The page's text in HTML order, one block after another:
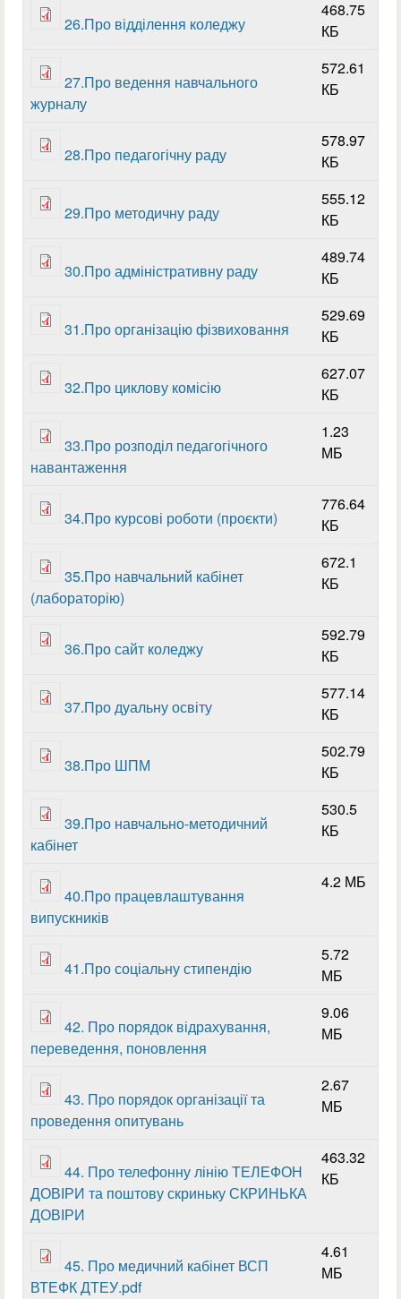
26.Про відділення коледжу
468.75
КБ
27.Про ведення навчального
журналу
572.61
КБ
28.Про педагогічну раду
578.97
КБ
29.Про методичну раду
555.12
КБ
30.Про адміністративну раду
489.74
КБ
31.Про організацію фізвиховання
529.69
КБ
32.Про циклову комісію
627.07
КБ
33.Про розподіл педагогічного
навантаження
1.23
МБ
34.Про курсові роботи (проєкти)
776.64
КБ
35.Про навчальний кабінет
(лабораторію)
672.1
КБ
36.Про сайт коледжу
592.79
КБ
37.Про дуальну освіту
577.14
КБ
38.Про ШПМ
502.79
КБ
39.Про навчально-методичний
кабінет
530.5
КБ
40.Про працевлаштування
випускників
4.2 МБ
41.Про соціальну стипендію
5.72
МБ
42. Про порядок відрахування,
переведення, поновлення
9.06
МБ
43. Про порядок організації та
проведення опитувань
2.67
МБ
44. Про телефонну лінію ТЕЛЕФОН
ДОВІРИ та поштову скриньку СКРИНЬКА
ДОВІРИ
463.32
КБ
45. Про медичний кабінет ВСП
ВТЕФК ДТЕУ.pdf
4.61
МБ